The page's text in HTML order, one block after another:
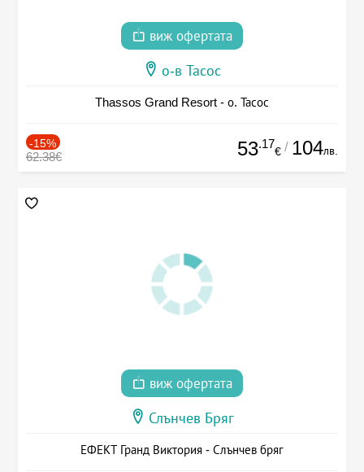
виж офертата
о-в Тасос
Thassos Grand Resort - о. Тасос
-15%
62.38€ 53.17
€ / 104лв.
виж офертата
Слънчев Бряг
ЕФЕКТ Гранд Виктория - Слънчев бряг